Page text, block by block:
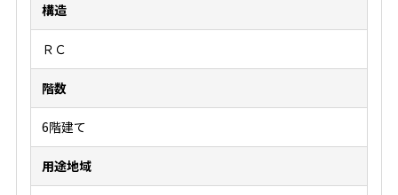
構造
ＲＣ
階数
6階建て
用途地域